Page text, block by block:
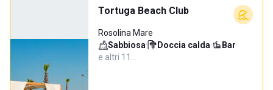
Tortuga Beach Club
Rosolina Mare
Sabbiosa· Doccia calda· Bar·
e altri 11…